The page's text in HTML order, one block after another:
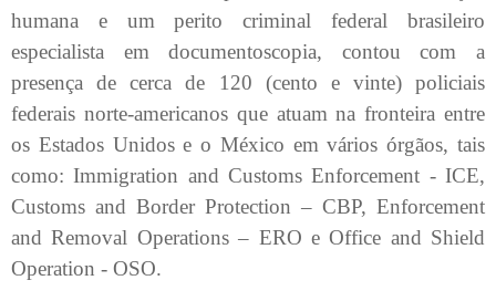
humana e um perito criminal federal brasileiro
especialista em documentoscopia, contou com a
presença de cerca de 120 (cento e vinte) policiais
federais norte-americanos que atuam na fronteira entre
os Estados Unidos e o México em vários órgãos, tais
como: Immigration and Customs Enforcement - ICE,
Customs and Border Protection – CBP, Enforcement
and Removal Operations – ERO e Office and Shield
Operation - OSO.